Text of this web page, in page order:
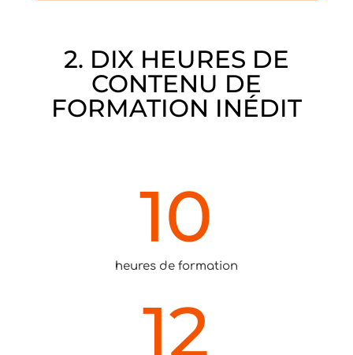
2. DIX HEURES DE
CONTENU DE
FORMATION INÉDIT
10
heures de formation
12